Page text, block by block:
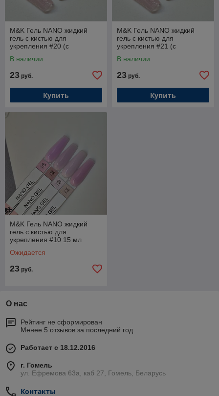
M&K Гель NANO жидкий
гель с кистью для
укрепления #20 (с
В наличии
23 руб.
Купить
M&K Гель NANO жидкий
гель с кистью для
укрепления #21 (с
В наличии
23 руб.
Купить
M&K Гель NANO жидкий
гель с кистью для
укрепления #10 15 мл
Ожидается
23 руб.
О нас
Рейтинг не сформирован
Менее 5 отзывов за последний год
Работает с 18.12.2016
г. Гомель
ул. Ефремова 63а, каб 27, Гомель, Беларусь
Контакты